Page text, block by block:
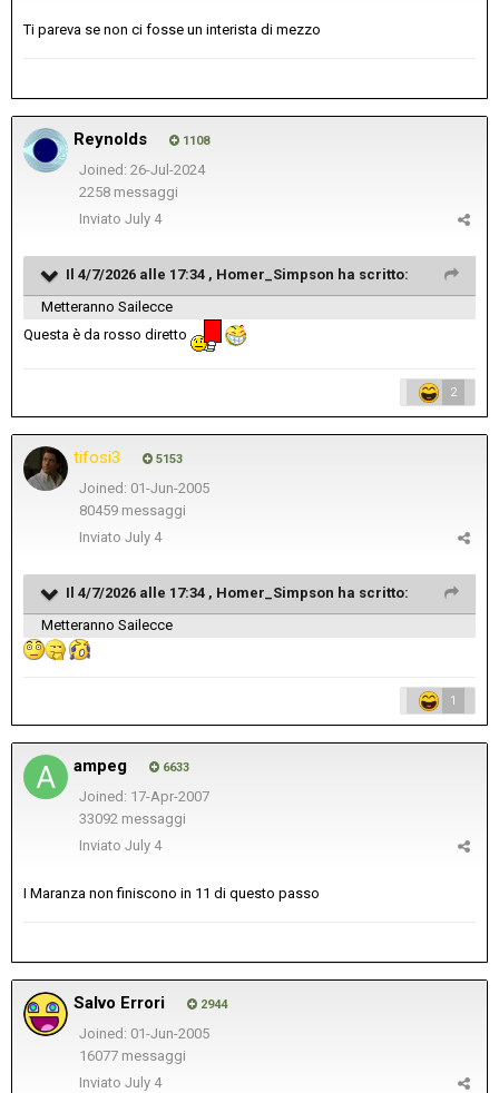
Ti pareva se non ci fosse un interista di mezzo
Reynolds 1108
Joined: 26-Jul-2024
2258 messaggi
Inviato July 4
Il 4/7/2026 alle 17:34 , Homer_Simpson ha scritto:
Metteranno Sailecce
Questa è da rosso diretto
2
tifosi3 5153
Joined: 01-Jun-2005
80459 messaggi
Inviato July 4
Il 4/7/2026 alle 17:34 , Homer_Simpson ha scritto:
Metteranno Sailecce
1
ampeg 6633
Joined: 17-Apr-2007
33092 messaggi
Inviato July 4
I Maranza non finiscono in 11 di questo passo
Salvo Errori 2944
Joined: 01-Jun-2005
16077 messaggi
Inviato July 4